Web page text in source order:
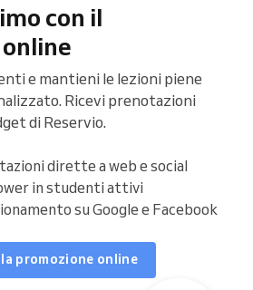
con il
e mantieni le lezioni piene
Ricevi prenotazioni
di Reservio.
dirette a web e social
in studenti attivi
su Google e Facebook
promozione online